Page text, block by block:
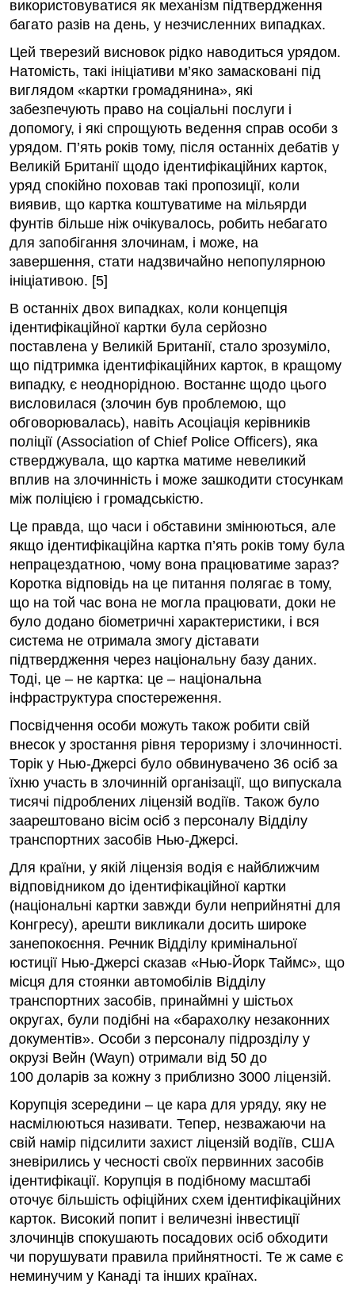
використовуватися як механізм підтвердження
багато разів на день, у незчисленних випадках.
Цей тверезий висновок рідко наводиться урядом.
Натомість, такі ініціативи м’яко замасковані під
виглядом «картки громадянина», які
забезпечують право на соціальні послуги і
допомогу, і які спрощують ведення справ особи з
урядом. П’ять років тому, після останніх дебатів у
Великій Британії щодо ідентифікаційних карток,
уряд спокійно поховав такі пропозиції, коли
виявив, що картка коштуватиме на мільярди
фунтів більше ніж очікувалось, робить небагато
для запобігання злочинам, і може, на
завершення, стати надзвичайно непопулярною
ініціативою. [5]
В останніх двох випадках, коли концепція
ідентифікаційної картки була серйозно
поставлена у Великій Британії, стало зрозуміло,
що підтримка ідентифікаційних карток, в кращому
випадку, є неоднорідною. Востаннє щодо цього
висловилася (злочин був проблемою, що
обговорювалась), навіть Асоціація керівників
поліції (Association of Chief Police Officers), яка
стверджувала, що картка матиме невеликий
вплив на злочинність і може зашкодити стосункам
між поліцією і громадськістю.
Це правда, що часи і обставини змінюються, але
якщо ідентифікаційна картка п’ять років тому була
непрацездатною, чому вона працюватиме зараз?
Коротка відповідь на це питання полягає в тому,
що на той час вона не могла працювати, доки не
було додано біометричні характеристики, і вся
система не отримала змогу діставати
підтвердження через національну базу даних.
Тоді, це – не картка: це – національна
інфраструктура спостереження.
Посвідчення особи можуть також робити свій
внесок у зростання рівня тероризму і злочинності.
Торік у Нью-Джерсі було обвинувачено 36 осіб за
їхню участь в злочинній організації, що випускала
тисячі підроблених ліцензій водіїв. Також було
заарештовано вісім осіб з персоналу Відділу
транспортних засобів Нью-Джерсі.
Для країни, у якій ліцензія водія є найближчим
відповідником до ідентифікаційної картки
(національні картки завжди були неприйнятні для
Конгресу), арешти викликали досить широке
занепокоєння. Речник Відділу кримінальної
юстиції Нью-Джерсі сказав «Нью-Йорк Таймс», що
місця для стоянки автомобілів Відділу
транспортних засобів, принаймні у шістьох
округах, були подібні на «барахолку незаконних
документів». Особи з персоналу підрозділу у
окрузі Вейн (Wayn) отримали від 50 до
100 доларів за кожну з приблизно 3000 ліцензій.
Корупція зсередини – це кара для уряду, яку не
насмілюються називати. Тепер, незважаючи на
свій намір підсилити захист ліцензій водіїв, США
зневірились у чесності своїх первинних засобів
ідентифікації. Корупція в подібному масштабі
оточує більшість офіційних схем ідентифікаційних
карток. Високий попит і величезні інвестиції
злочинців спокушають посадових осіб обходити
чи порушувати правила прийнятності. Те ж саме є
неминучим у Канаді та інших країнах.